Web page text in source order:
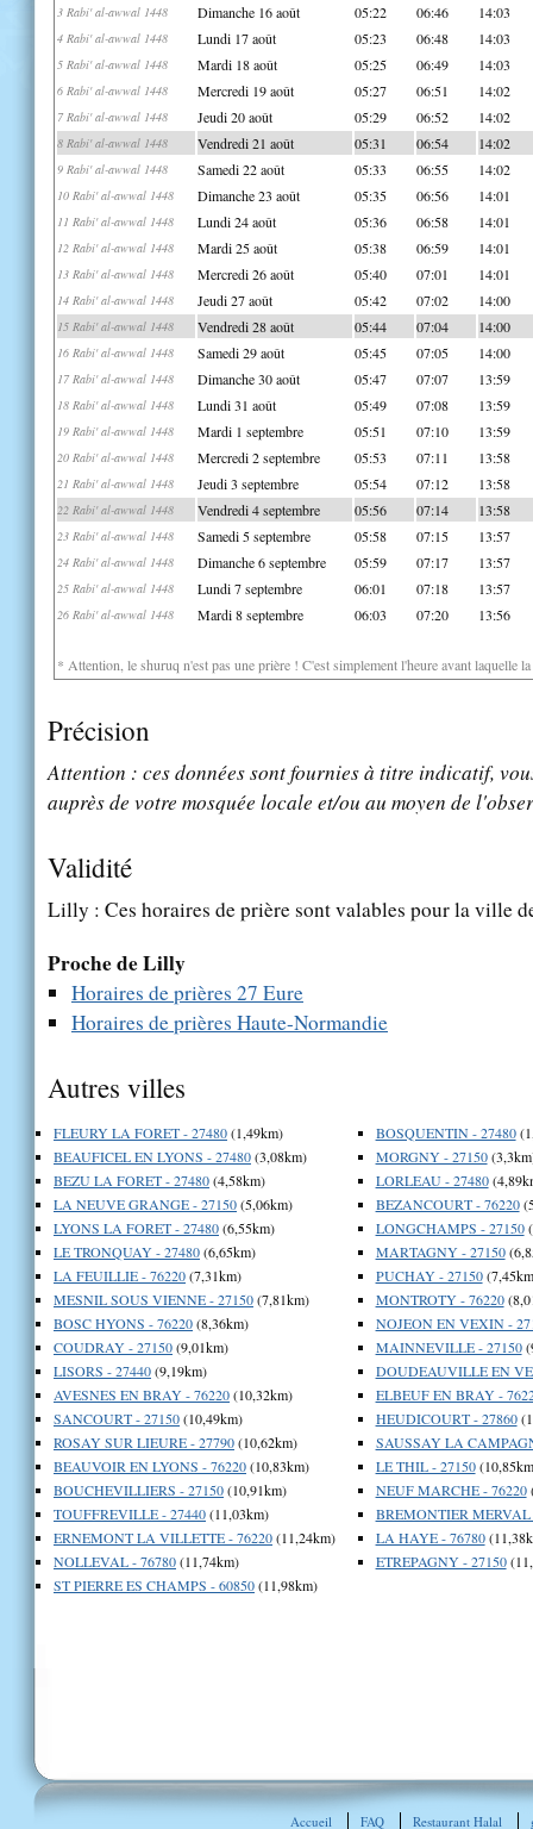
3 Rabi' al-awwal 1448 Dimanche 16 août 05:22 06:46 14:03
4 Rabi' al-awwal 1448 Lundi 17 août 05:23 06:48 14:03
5 Rabi' al-awwal 1448 Mardi 18 août 05:25 06:49 14:03
6 Rabi' al-awwal 1448 Mercredi 19 août 05:27 06:51 14:02
7 Rabi' al-awwal 1448 Jeudi 20 août 05:29 06:52 14:02
8 Rabi' al-awwal 1448 Vendredi 21 août 05:31 06:54 14:02
9 Rabi' al-awwal 1448 Samedi 22 août 05:33 06:55 14:02
10 Rabi' al-awwal 1448 Dimanche 23 août 05:35 06:56 14:01
11 Rabi' al-awwal 1448 Lundi 24 août 05:36 06:58 14:01
12 Rabi' al-awwal 1448 Mardi 25 août 05:38 06:59 14:01
13 Rabi' al-awwal 1448 Mercredi 26 août 05:40 07:01 14:01
14 Rabi' al-awwal 1448 Jeudi 27 août 05:42 07:02 14:00
15 Rabi' al-awwal 1448 Vendredi 28 août 05:44 07:04 14:00
16 Rabi' al-awwal 1448 Samedi 29 août 05:45 07:05 14:00
17 Rabi' al-awwal 1448 Dimanche 30 août 05:47 07:07 13:59
18 Rabi' al-awwal 1448 Lundi 31 août 05:49 07:08 13:59
19 Rabi' al-awwal 1448 Mardi 1 septembre 05:51 07:10 13:59
20 Rabi' al-awwal 1448 Mercredi 2 septembre 05:53 07:11 13:58
21 Rabi' al-awwal 1448 Jeudi 3 septembre 05:54 07:12 13:58
22 Rabi' al-awwal 1448 Vendredi 4 septembre 05:56 07:14 13:58
23 Rabi' al-awwal 1448 Samedi 5 septembre 05:58 07:15 13:57
24 Rabi' al-awwal 1448 Dimanche 6 septembre 05:59 07:17 13:57
25 Rabi' al-awwal 1448 Lundi 7 septembre 06:01 07:18 13:57
26 Rabi' al-awwal 1448 Mardi 8 septembre 06:03 07:20 13:56
* Attention, le shuruq n'est pas une prière ! C'est simplement l'heure avant laquelle
Précision
Attention : ces données sont fournies à titre indicatif,
auprès de votre mosquée locale et/ou au moyen de
Validité
Lilly : Ces horaires de prière sont valables pour la ville
Proche de Lilly
Horaires de prières 27 Eure
Horaires de prières Haute-Normandie
Autres villes
FLEURY LA FORET - 27480(1,49km)
BEAUFICEL EN LYONS - 27480(3,08km)
BEZU LA FORET - 27480(4,58km)
LA NEUVE GRANGE - 27150(5,06km)
LYONS LA FORET - 27480(6,55km)
LE TRONQUAY - 27480(6,65km)
LA FEUILLIE - 76220(7,31km)
MESNIL SOUS VIENNE - 27150(7,81km)
BOSC HYONS - 76220(8,36km)
COUDRAY - 27150(9,01km)
LISORS - 27440(9,19km)
AVESNES EN BRAY - 76220(10,32km)
SANCOURT - 27150(10,49km)
ROSAY SUR LIEURE - 27790(10,62km)
BEAUVOIR EN LYONS - 76220(10,83km)
BOUCHEVILLIERS - 27150(10,91km)
TOUFFREVILLE - 27440(11,03km)
ERNEMONT LA VILLETTE - 76220(11,24km)
NOLLEVAL - 76780(11,74km)
ST PIERRE ES CHAMPS - 60850(11,98km)
BOSQUENTIN - 27480
MORGNY - 27150
LORLEAU - 27480
BEZANCOURT - 76220
LONGCHAMPS - 27150
MARTAGNY - 27150
PUCHAY - 27150
MONTROTY - 76220
NOJEON EN VEXIN -
MAINNEVILLE - 27150
DOUDEAUVILLE EN
ELBEUF EN BRAY -
HEUDICOURT - 27860
SAUSSAY LA
LE THIL - 27150
NEUF MARCHE - 76220
BREMONTIER MERVAL
LA HAYE - 76780
ETREPAGNY - 27150
Accueil FAQ Restaurant Halal